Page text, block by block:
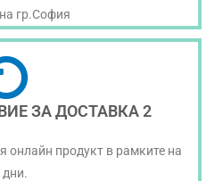
гр.София
ЗА ДОСТАВКА 2
онлайн продукт в рамките на
дни.